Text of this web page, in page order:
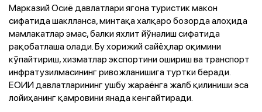
Марказий Осиё давлатлари ягона туристик макон
сифатида шаклланса, минтақа халқаро бозорда алоҳида
мамлакатлар эмас, балки яхлит йўналиш сифатида
рақобатлаша олади. Бу хорижий сайёҳлар оқимини
кўпайтириш, хизматлар экспортини ошириш ва транспорт
инфратузилмасининг ривожланишига туртки беради.
ЕОИИ давлатларининг ушбу жараёнга жалб қилиниши эса
лойиҳанинг қамровини янада кенгайтиради.